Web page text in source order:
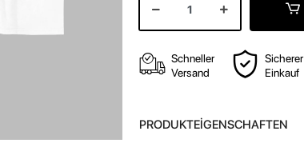
Schneller
Versand
Sicherer
Einkauf
PRODUKTEİGENSCHAFTEN